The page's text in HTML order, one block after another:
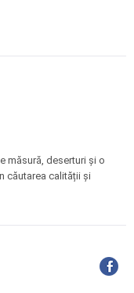
măsură, deserturi și o
căutarea calității și